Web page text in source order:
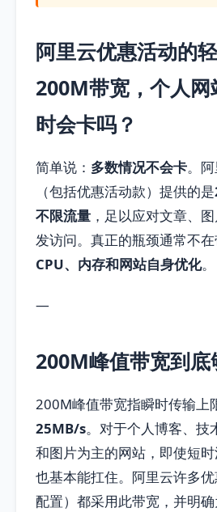
阿里云优惠活动的
200M带宽，个人
时会卡吗？
简单说： 多数情况不会卡。
（包括优惠活动款）提供的是
不限流量 ，足以应对文章、
发访问。真正的瓶颈通常不
CPU、内存和网站自身优化。
—
200M峰值带宽到底
200M峰值带宽指瞬时传输上
25MB/s。对于个人博客、技
和图片为主的网站，即使短
也基本能扛住。阿里云许多
配置）都采用此带宽，并明确